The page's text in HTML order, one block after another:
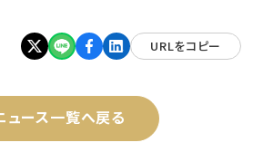
URLをコピー
ュース一覧へ戻る